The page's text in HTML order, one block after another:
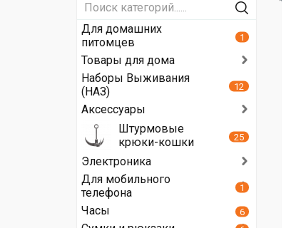
Для домашних
питомцев
1
Товары для дома
Наборы Выживания
(НАЗ)
12
Аксессуары
Штурмовые
крюки-кошки
25
Электроника
Для мобильного
телефона
1
Часы 6